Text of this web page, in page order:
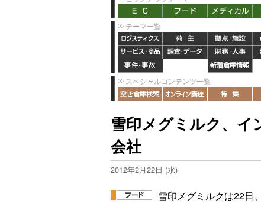
テーマ一覧
スペシャルコンテンツ一覧
雪印メグミルク、イ
会社
2012年2月22日 (水)
雪印メグミルクは22日